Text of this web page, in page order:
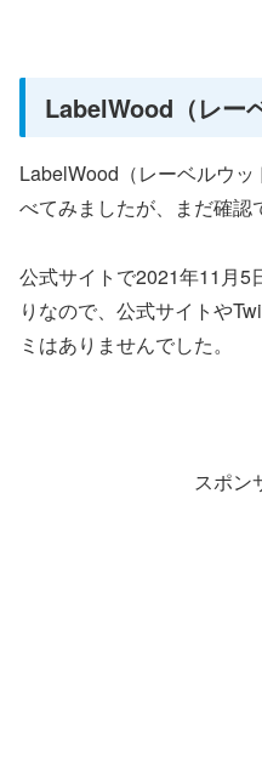
LabelWood（レー
LabelWood（レーベルウ
べてみましたが、まだ確認
公式サイトで2021年11月5
りなので、公式サイトや
ミはありませんでした。
スポン